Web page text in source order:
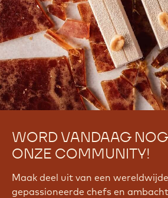
WORD VANDAAG
ONZE COMMUNITY!
Maak deel uit van een
gepassioneerde chefs en